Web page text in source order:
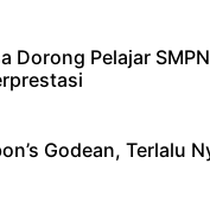
Dorong Pelajar
Godean, Terlalu